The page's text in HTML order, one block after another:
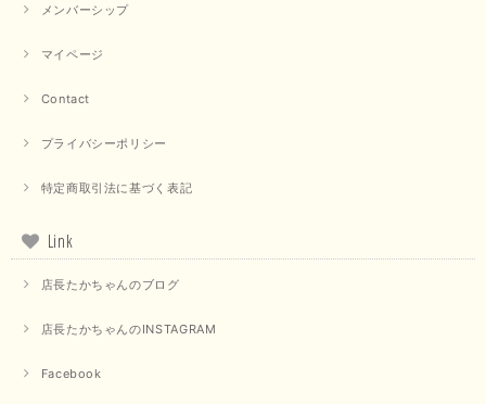
メンバーシップ
マイページ
Contact
プライバシーポリシー
特定商取引法に基づく表記
Link
店長たかちゃんのブログ
店長たかちゃんのINSTAGRAM
Facebook